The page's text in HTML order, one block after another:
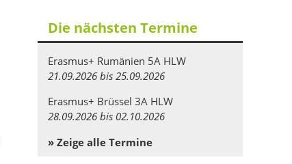
Die nächsten Termine
Erasmus+ Rumänien 5A HLW
21.09.2026 bis 25.09.2026
Erasmus+ Brüssel 3A HLW
28.09.2026 bis 02.10.2026
» Zeige alle Termine